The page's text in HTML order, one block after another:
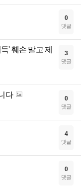
0
댓글
' 훼손 말고 제
3
댓글
다 0
댓글
4
댓글
0
댓글